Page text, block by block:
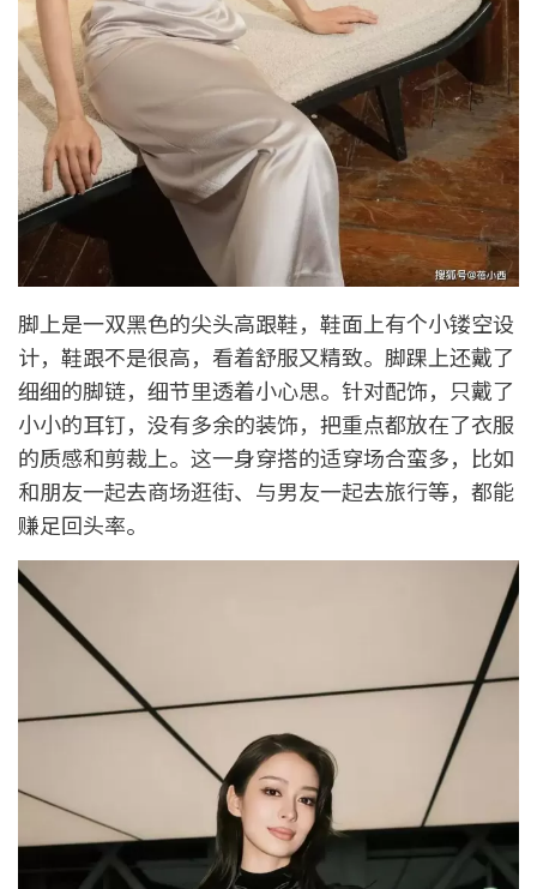
脚上是一双黑色的尖头高跟鞋，鞋面上有个小镂空设
计，鞋跟不是很高，看着舒服又精致。脚踝上还戴了
细细的脚链，细节里透着小心思。针对配饰，只戴了
小小的耳钉，没有多余的装饰，把重点都放在了衣服
的质感和剪裁上。这一身穿搭的适穿场合蛮多，比如
和朋友一起去商场逛街、与男友一起去旅行等，都能
赚足回头率。